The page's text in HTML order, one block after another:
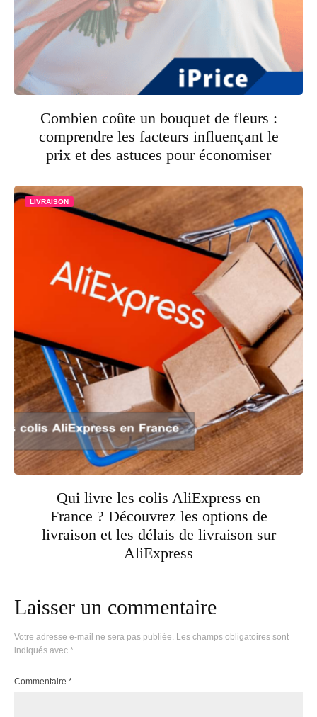
Combien coûte un bouquet de fleurs :
comprendre les facteurs influençant le
prix et des astuces pour économiser
LIVRAISON
Qui livre les colis AliExpress en
France ? Découvrez les options de
livraison et les délais de livraison sur
AliExpress
Laisser un commentaire
Votre adresse e-mail ne sera pas publiée. Les champs obligatoires sont
indiqués avec *
Commentaire *